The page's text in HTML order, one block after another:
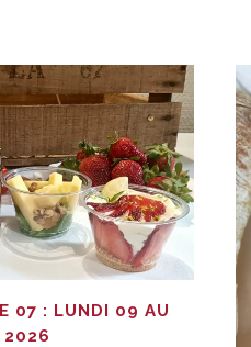
07 : LUNDI 09 AU
2026